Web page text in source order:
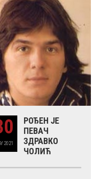
2021
РОЂЕН ЈЕ
ПЕВАЧ
ЗДРАВКО
ЧОЛИЋ